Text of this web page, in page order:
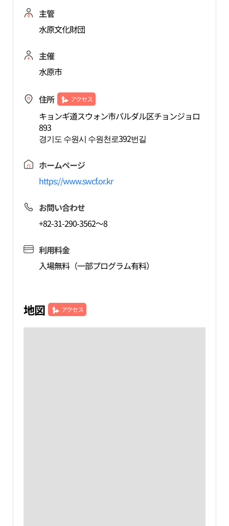
主管
水原文化財団
主催
水原市
住所 アクセス
キョンギ道スウォン市パルダル区チョンジョロ
893
경기도 수원시 수원천로392번길
ホームページ
https://www.swcf.or.kr
お問い合わせ
+82-31-290-3562～8
利用料金
入場無料（一部プログラム有料）
地図 アクセス